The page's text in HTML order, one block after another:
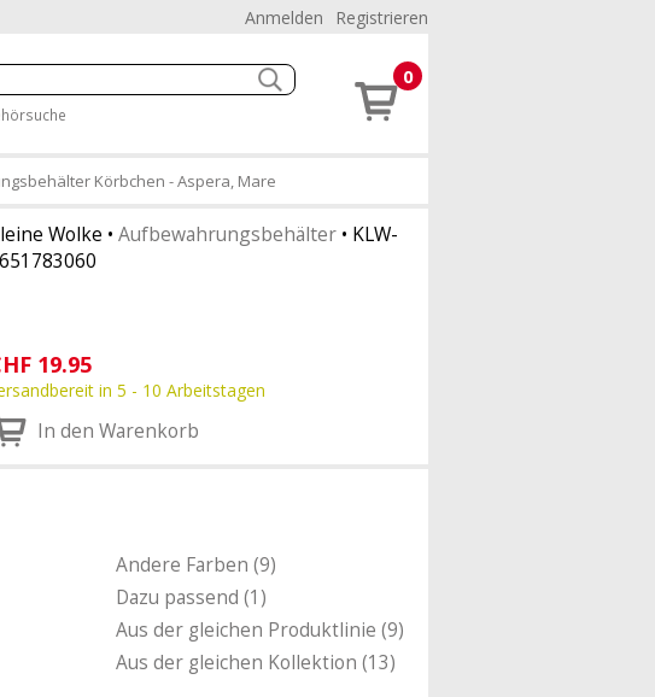
Anmelden Registrieren
0
Körbchen - Aspera, Mare
Wolke • Aufbewahrungsbehälter• KLW-
19.95
in 5 - 10 Arbeitstagen
In den Warenkorb
Andere Farben (9)
Dazu passend (1)
Aus der gleichen Produktlinie (9)
Aus der gleichen Kollektion (13)